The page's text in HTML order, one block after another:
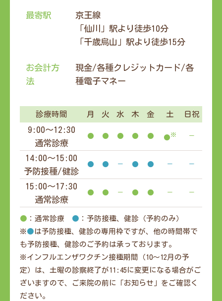
最寄駅
京王線
「仙川」駅より徒歩10分
「千歳烏山」駅より徒歩15分
お会計方
法
現金/各種クレジットカード/各
種電子マネー
● ：通常診療 ● ：予防接種、健診（予約のみ）
※●は予防接種、健診の専用枠ですが、他の時間帯で
も予防接種、健診のご予約は承っております。
※インフルエンザワクチン接種期間（10～12月の予
定）は、土曜の診察終了が11:45に変更になる場合がご
ざいますので、ご来院の前に「お知らせ」をご確認く
ださい。
診療時間 月 火 水 木 金 土 日祝
9:00～12:30
通常診療
● ● ● ● ● ●※ －
14:00～15:00
予防接種/健診
● ● － ● ● － －
15:00～17:30
通常診療
● ● － ● ● － －